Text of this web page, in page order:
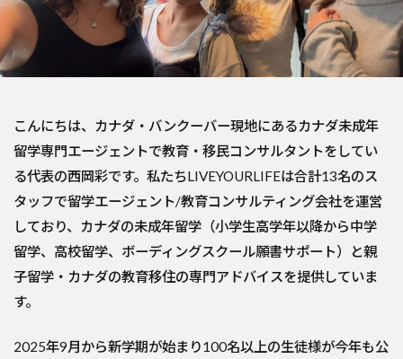
こんにちは、カナダ・バンクーバー現地にあるカナダ未成年
留学専門エージェントで教育・移民コンサルタントをしてい
る代表の西岡彩です。私たちLIVEYOURLIFEは合計13名のス
タッフで留学エージェント/教育コンサルティング会社を運営
しており、カナダの未成年留学（小学生高学年以降から中学
留学、高校留学、ボーディングスクール願書サポート）と親
子留学・カナダの教育移住の専門アドバイスを提供していま
す。
2025年9月から新学期が始まり100名以上の生徒様が今年も公